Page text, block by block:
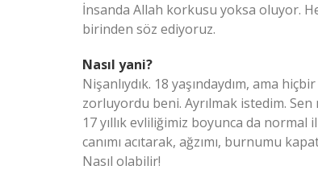
İnsanda Allah korkusu yoksa oluyor.
birinden söz ediyoruz.
Nasıl yani?
Nişanlıydık. 18 yaşındaydım, ama
zorluyordu beni. Ayrılmak istedim.
17 yıllık evliliğimiz boyunca da normal
canımı acıtarak, ağzımı, burnumu
Nasıl olabilir!